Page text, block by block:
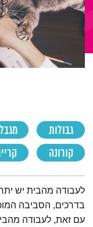
גבולות
קורונה
תמצית הפודקאסט
לעבודה מהבית יש
בדרכים, הסביבה
עם זאת, לעבודה